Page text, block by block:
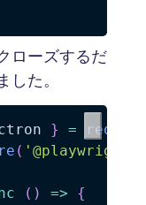
ローズするだ
た。
} =
(
( ) =>
{